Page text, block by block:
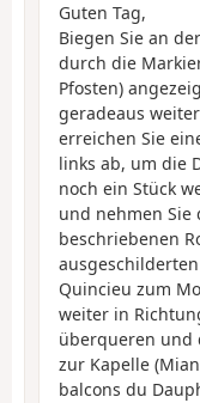
Guten Tag,
Biegen Sie an
durch die
Pfosten)
geradeaus
erreichen Sie
links ab, um die
noch ein Stück
und nehmen Sie
beschriebenen
Quincieu zum
weiter in
überqueren und
zur Kapelle
balcons du